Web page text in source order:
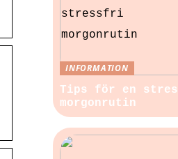
INFORMATION
Tips för en
morgonrutin